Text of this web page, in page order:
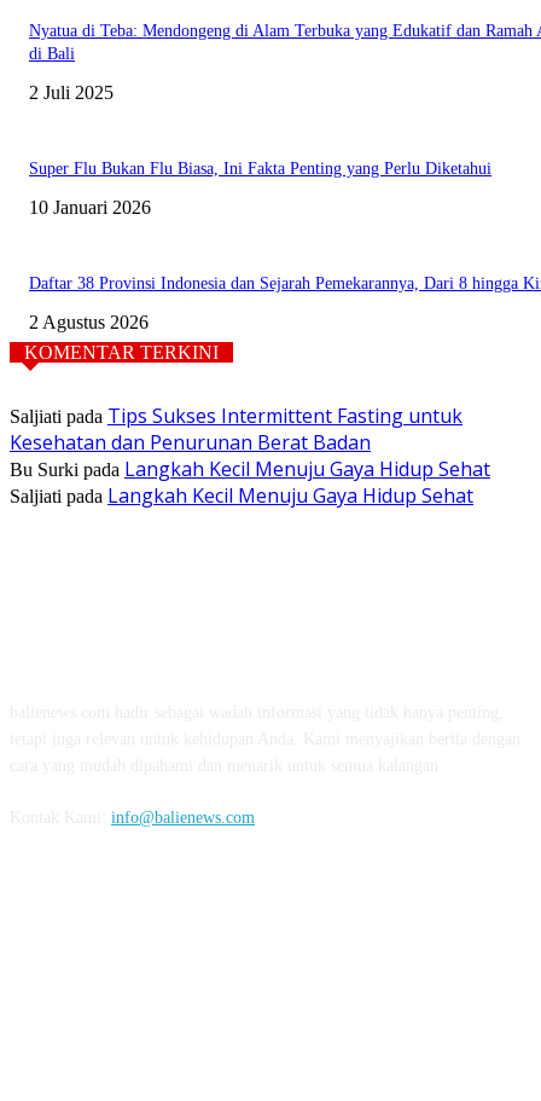
Nyatua di Teba: Mendongeng di Alam Terbuka yang Edukatif dan Ramah
di Bali
2 Juli 2025
Super Flu Bukan Flu Biasa, Ini Fakta Penting yang Perlu Diketahui
10 Januari 2026
Daftar 38 Provinsi Indonesia dan Sejarah Pemekarannya, Dari 8 hingga
2 Agustus 2026
KOMENTAR TERKINI
Saljiati pada Tips Sukses Intermittent Fasting untuk
Kesehatan dan Penurunan Berat Badan
Bu Surki pada Langkah Kecil Menuju Gaya Hidup Sehat
Saljiati pada Langkah Kecil Menuju Gaya Hidup Sehat
info@balienews.com